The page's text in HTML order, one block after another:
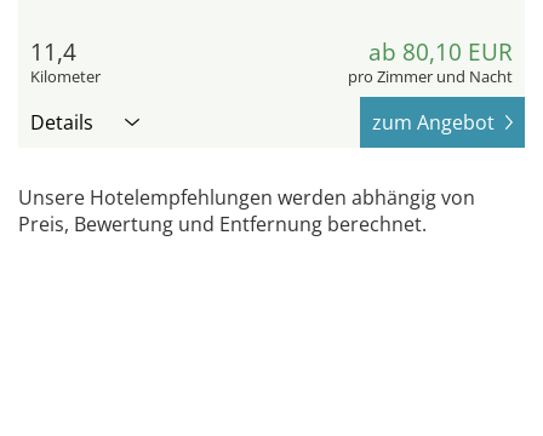
11,4
Kilometer
ab 80,10 EUR
pro Zimmer und Nacht
Details zum Angebot
Unsere Hotelempfehlungen werden abhängig von
Preis, Bewertung und Entfernung berechnet.